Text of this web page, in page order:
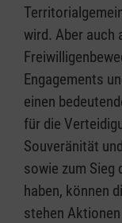
wird. Aber auch
Engagements
einen
für die
Souveränität
sowie zum
haben, können
stehen